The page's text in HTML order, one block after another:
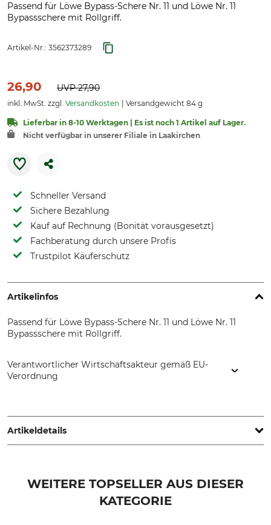
Passend für Löwe Bypass-Schere Nr. 11 und Löwe Nr. 11
Bypassschere mit Rollgriff.
Artikel-Nr.: 3562373289
26,90 UVP27,90
inkl. MwSt. zzgl. Versandkosten Versandgewicht 84 g
Lieferbar in 8-10 Werktagen | Es ist noch 1 Artikel auf Lager.
Nicht verfügbar in unserer Filiale in Laakirchen
Schneller Versand
Sichere Bezahlung
Kauf auf Rechnung (Bonität vorausgesetzt)
Fachberatung durch unsere Profis
Trustpilot Käuferschutz
Artikelinfos
Passend für Löwe Bypass-Schere Nr. 11 und Löwe Nr. 11
Bypassschere mit Rollgriff.
Verantwortlicher Wirtschaftsakteur gemäß EU-
Verordnung
Germany, www.original-loewe.de
Artikeldetails
WEITERE TOPSELLER AUS DIESER
KATEGORIE